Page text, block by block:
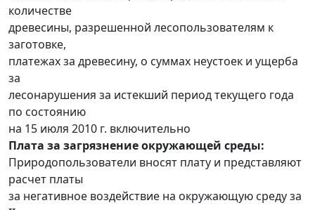
количестве
древесины, разрешенной лесопользователям к
заготовке,
платежах за древесину, о суммах неустоек и ущерба
за
лесонарушения за истекший период текущего года
по состоянию
на 15 июля 2010 г. включительно
Плата за загрязнение окружающей среды:
Природопользователи вносят плату и представляют
расчет платы
за негативное воздействие на окружающую среду за